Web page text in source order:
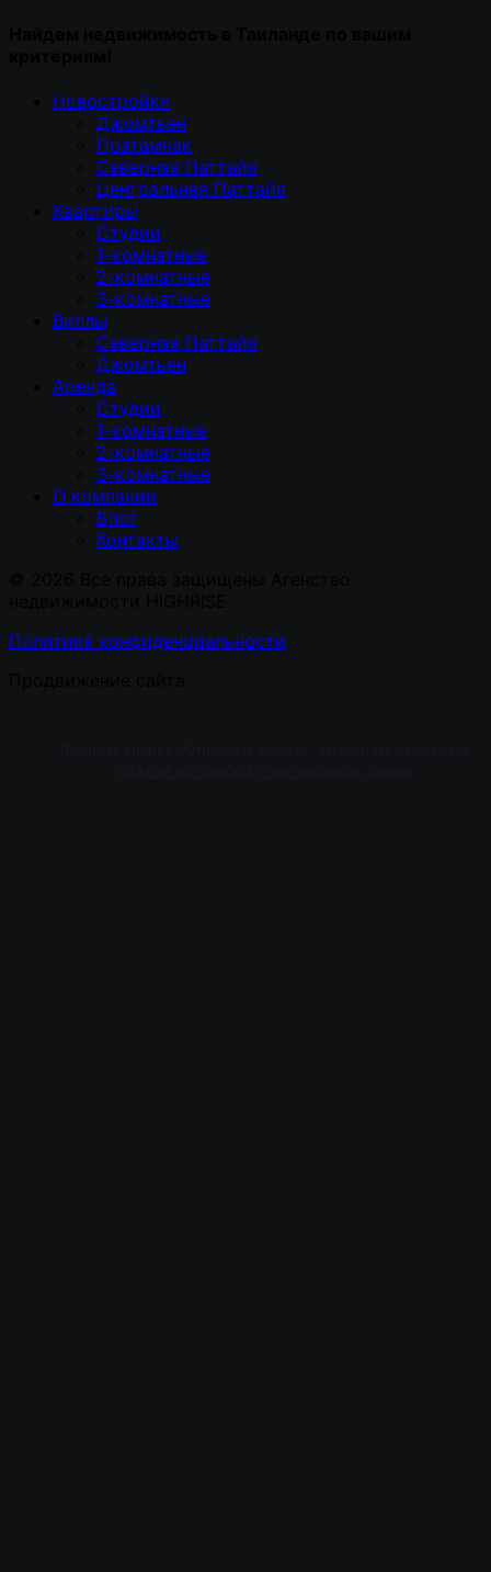
Новостройки
Джомтьен
Пратамнак
Северная Паттайя
Центральная Паттайя
Квартиры
Студии
1-комнатные
2-комнатные
3-комнатные
Виллы
Северная Паттайя
Джомтьен
Аренда
Студии
1-комнатные
2-комнатные
3-комнатные
О компании
Блог
Контакты
Политика конфиденциальности